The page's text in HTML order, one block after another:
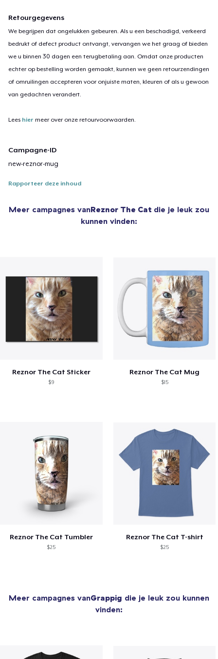
Retourgegevens
We begrijpen dat ongelukken gebeuren. Als u een beschadigd, verkeerd
bedrukt of defect product ontvangt, vervangen we het graag of bieden
we u binnen 30 dagen een terugbetaling aan. Omdat onze producten
echter op bestelling worden gemaakt, kunnen we geen retourzendingen
of omruilingen accepteren voor onjuiste maten, kleuren of als u gewoon
van gedachten verandert.
Lees hier meer over onze retourvoorwaarden.
Campagne-ID
new-reznor-mug
Rapporteer deze inhoud
Meer campagnes vanReznor The Cat die je leuk zou
kunnen vinden:
Reznor The Cat Sticker
$9
Reznor The Cat Mug
$15
Reznor The Cat Tumbler
$25
Reznor The Cat T-shirt
$25
Meer campagnes vanGrappig die je leuk zou kunnen
vinden: